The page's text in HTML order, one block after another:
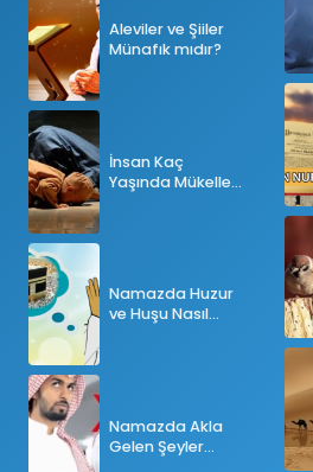
Aleviler ve Şiiler
Münafık mıdır?
İnsan Kaç
Yaşında Mükellef
Namazda Huzur
ve Huşu Nasıl
Namazda Akla
Gelen Şeyler